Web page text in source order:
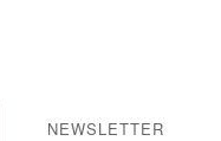
NEWSLETTER